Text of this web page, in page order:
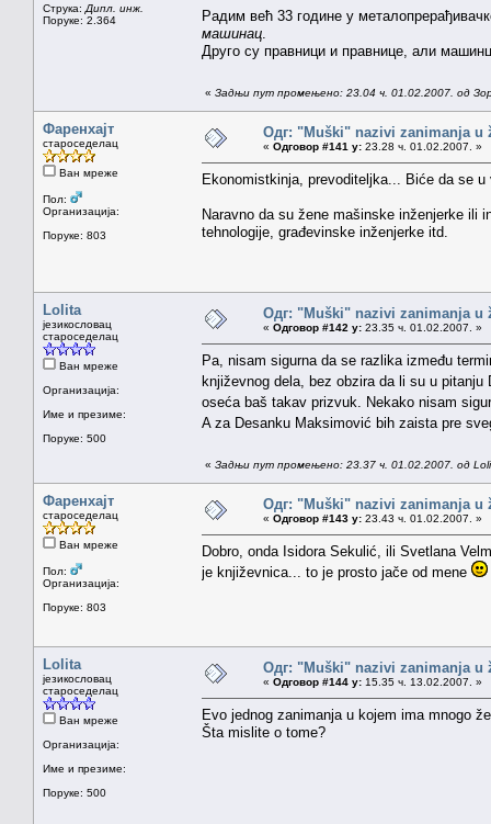
Струка: Дипл. инж.
Поруке: 2.364
Радим већ 33 године у
машинац
Друго су правници и правнице, али
« Задњи пут промењено: 23.04 ч. 01.02.2007. од
Фаренхајт
староседелац
Ван мреже
Пол:
Организација:
Поруке: 803
Одг: "Muški" nazivi zanimanja u
« Одговор #141 у: 23.28 ч. 01.02.2007. »
Ekonomistkinja, prevoditeljka... Biće da se
Naravno da su žene mašinske inženjerke ili
tehnologije, građevinske inženjerke itd.
Lolita
језикословац
староседелац
Ван мреже
Организација:
Име и презиме:
Поруке: 500
Одг: "Muški" nazivi zanimanja u
« Одговор #142 у: 23.35 ч. 01.02.2007. »
Pa, nisam sigurna da se razlika između
književnog dela, bez obzira da li su u
oseća baš takav prizvuk. Nekako nisam
A za Desanku Maksimović bih zaista pre
« Задњи пут промењено: 23.37 ч. 01.02.2007. од
Фаренхајт
староседелац
Ван мреже
Пол:
Организација:
Поруке: 803
Одг: "Muški" nazivi zanimanja u
« Одговор #143 у: 23.43 ч. 01.02.2007. »
Dobro, onda Isidora Sekulić, ili Svetlana
je književnica... to je prosto jače od mene
Lolita
језикословац
староседелац
Ван мреже
Организација:
Име и презиме:
Поруке: 500
Одг: "Muški" nazivi zanimanja u
« Одговор #144 у: 15.35 ч. 13.02.2007. »
Evo jednog zanimanja u kojem ima mnogo
Šta mislite o tome?